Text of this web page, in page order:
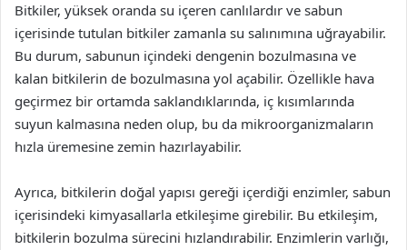
Bitkiler, yüksek oranda su içeren canlılardır ve sabun
içerisinde tutulan bitkiler zamanla su salınımına uğrayabilir.
Bu durum, sabunun içindeki dengenin bozulmasına ve
kalan bitkilerin de bozulmasına yol açabilir. Özellikle hava
geçirmez bir ortamda saklandıklarında, iç kısımlarında
suyun kalmasına neden olup, bu da mikroorganizmaların
hızla üremesine zemin hazırlayabilir.
Ayrıca, bitkilerin doğal yapısı gereği içerdiği enzimler, sabun
içerisindeki kimyasallarla etkileşime girebilir. Bu etkileşim,
bitkilerin bozulma sürecini hızlandırabilir. Enzimlerin varlığı,